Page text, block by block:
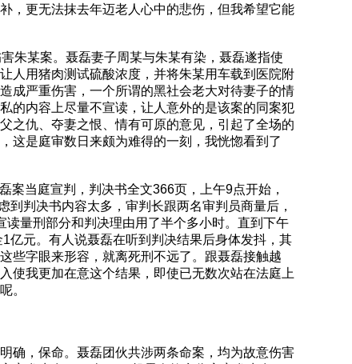
，更无法抹去年迈老人心中的悲伤，但我希望它能
朱某案。聂磊妻子周某与朱某有染，聂磊遂指使
人用猪肉测试硫酸浓度，并将朱某用车载到医院附
成严重伤害，一个所谓的黑社会老大对待妻子的情
的内容上尽量不宣读，让人意外的是该案的同案犯
之仇、夺妻之恨、情有可原的意见，引起了全场的
这是庭审数日来颇为难得的一刻，我恍惚看到了
当庭宣判，判决书全文366页，上午9点开始，
判决书内容太多，审判长跟两名审判员商量后，
量刑部分和判决理由用了半个多小时。直到下午
亿元。有人说聂磊在听到判决结果后身体发抖，其
些字眼来形容，就离死刑不远了。跟聂磊接触越
使我更加在意这个结果，即使已无数次站在法庭上
。
确，保命。聂磊团伙共涉两条命案，均为故意伤害